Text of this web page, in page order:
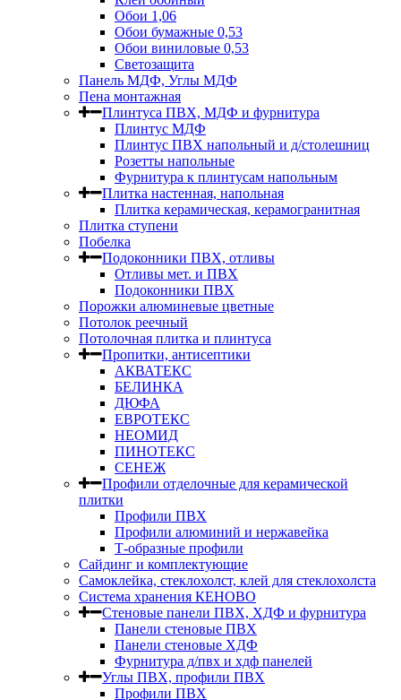
Обои 1,06
Обои бумажные 0,53
Обои виниловые 0,53
Светозащита
Панель МДФ, Углы МДФ
Пена монтажная
Плинтуса ПВХ, МДФ и фурнитура
Плинтус МДФ
Плинтус ПВХ напольный и д/столешниц
Розетты напольные
Фурнитура к плинтусам напольным
Плитка настенная, напольная
Плитка керамическая, керамогранитная
Плитка ступени
Побелка
Подоконники ПВХ, отливы
Отливы мет. и ПВХ
Подоконники ПВХ
Порожки алюминевые цветные
Потолок реечный
Потолочная плитка и плинтуса
Пропитки, антисептики
АКВАТЕКС
БЕЛИНКА
ДЮФА
ЕВРОТЕКС
НЕОМИД
ПИНОТЕКС
СЕНЕЖ
Профили отделочные для керамической
плитки
Профили ПВХ
Профили алюминий и нержавейка
Т-образные профили
Сайдинг и комплектующие
Самоклейка, стеклохолст, клей для стеклохолста
Система хранения КЕНОВО
Стеновые панели ПВХ, ХДФ и фурнитура
Панели стеновые ПВХ
Панели стеновые ХДФ
Фурнитура д/пвх и хдф панелей
Углы ПВХ, профили ПВХ
Профили ПВХ